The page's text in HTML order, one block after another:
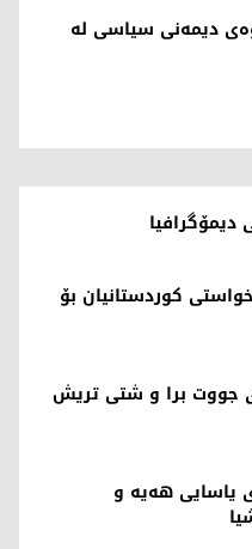
دیمەنی سیاسی لە
کوردستانیان بۆ
جووت برا و شتی تریش
یاسایی هەیە و